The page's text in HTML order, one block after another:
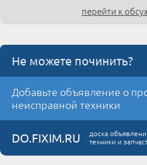
перейти к
Не можете починить?
Добавьте объявление о
неисправной техники
DO.FIXIM.RU
доска
техники и